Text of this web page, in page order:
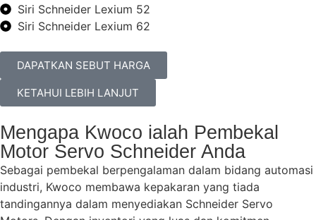
Siri Schneider Lexium 52
Siri Schneider Lexium 62
DAPATKAN SEBUT HARGA
KETAHUI LEBIH LANJUT
Mengapa Kwoco ialah Pembekal
Motor Servo Schneider Anda
Sebagai pembekal berpengalaman dalam bidang automasi
industri, Kwoco membawa kepakaran yang tiada
tandingannya dalam menyediakan Schneider Servo